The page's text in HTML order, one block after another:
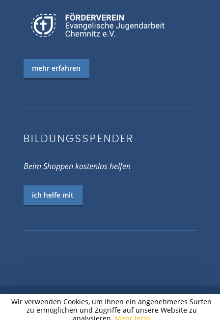
mehr erfahren
BILDUNGSSPENDER
Beim Shoppen kostenlos helfen
ich helfe mit
Wir verwenden Cookies, um Ihnen ein angenehmeres Surfen
zu ermöglichen und Zugriffe auf unsere Website zu